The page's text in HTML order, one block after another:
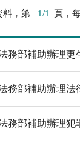
料，第 1/1 頁，
務部補助辦理更
務部補助辦理法
務部補助辦理犯